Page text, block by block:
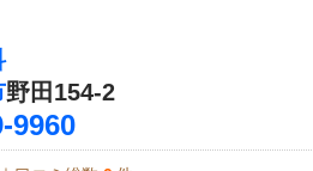
野田154-2
9960